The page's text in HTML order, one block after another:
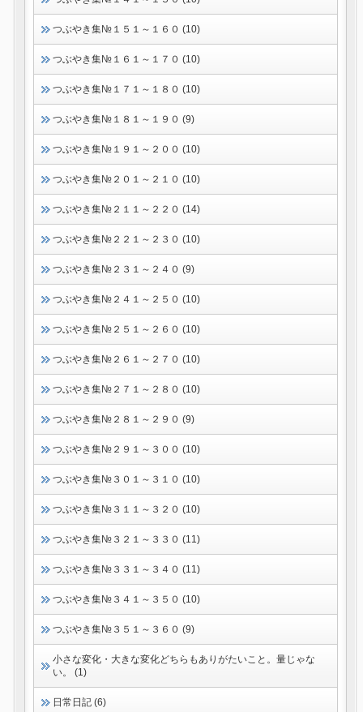
つぶやき集№１５１～１６０ (10)
つぶやき集№１６１～１７０ (10)
つぶやき集№１７１～１８０ (10)
つぶやき集№１８１～１９０ (9)
つぶやき集№１９１～２００ (10)
つぶやき集№２０１～２１０ (10)
つぶやき集№２１１～２２０ (14)
つぶやき集№２２１～２３０ (10)
つぶやき集№２３１～２４０ (9)
つぶやき集№２４１～２５０ (10)
つぶやき集№２５１～２６０ (10)
つぶやき集№２６１～２７０ (10)
つぶやき集№２７１～２８０ (10)
つぶやき集№２８１～２９０ (9)
つぶやき集№２９１～３００ (10)
つぶやき集№３０１～３１０ (10)
つぶやき集№３１１～３２０ (10)
つぶやき集№３２１～３３０ (11)
つぶやき集№３３１～３４０ (11)
つぶやき集№３４１～３５０ (10)
つぶやき集№３５１～３６０ (9)
小さな変化・大きな変化どちらもありがたいこと。量じゃな
い。 (1)
日常日記 (6)